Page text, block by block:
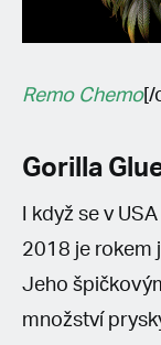
Remo Chemo[/
Gorilla
I když se v
2018 je rokem
Jeho
množství